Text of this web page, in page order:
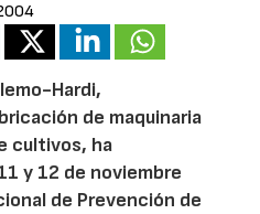
Hardi,
de maquinaria
cultivos, ha
y 12 de noviembre
de Prevención de